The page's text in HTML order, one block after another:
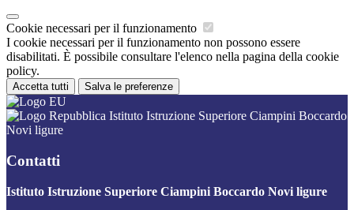
Cookie necessari per il funzionamento
I cookie necessari per il funzionamento non possono essere
disabilitati. È possibile consultare l'elenco nella pagina della cookie
policy.
Accetta tutti Salva le preferenze
Istituto Istruzione Superiore Ciampini Boccardo
Novi ligure
Contatti
Istituto Istruzione Superiore Ciampini Boccardo Novi ligure